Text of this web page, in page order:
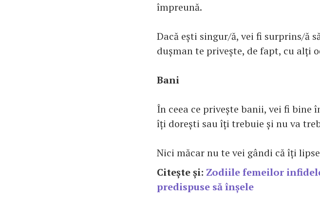
împreună.
Dacă ești singur/ă, vei fi surprins/ă
dușman te privește, de fapt, cu alți
Bani
În ceea ce privește banii, vei fi bine
îți dorești sau îți trebuie și nu va
Nici măcar nu te vei gândi că îți
Citește și: Zodiile femeilor
predispuse să înșele